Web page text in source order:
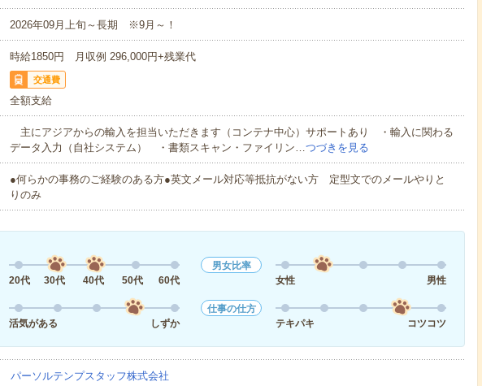
2026年09月上旬～長期 ※9月～！
時給1850円 月収例 296,000円+残業代
交通費
全額支給
主にアジアからの輸入を担当いただきます（コンテナ中心）サポートあり ・輸入に関わる
データ入力（自社システム） ・書類スキャン・ファイリン…つづきを見る
●何らかの事務のご経験のある方●英文メール対応等抵抗がない方 定型文でのメールやりと
りのみ
20代
30代 40代 50代 60代
男女比率
女性
男性
活気がある
しずか
仕事の仕方
テキパキ
コツコツ
パーソルテンプスタッフ株式会社